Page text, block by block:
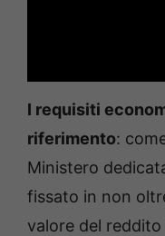
I requisiti
riferimento:
Ministero
fissato in non
valore del